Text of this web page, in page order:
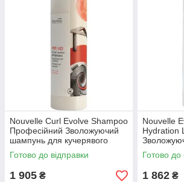
Nouvelle Curl Evolve Shampoo
Професійний Зволожуючий
шампунь для кучерявого
волосся 1000 мл.
Готово до відправки
1 905 ₴
Nouvelle
Hydration
частого
мл.
Готово до
1 862 ₴